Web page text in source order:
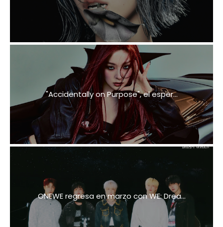
"Accidentally on Purpose", el esper...
ONEWE regresa en marzo con WE: Drea...